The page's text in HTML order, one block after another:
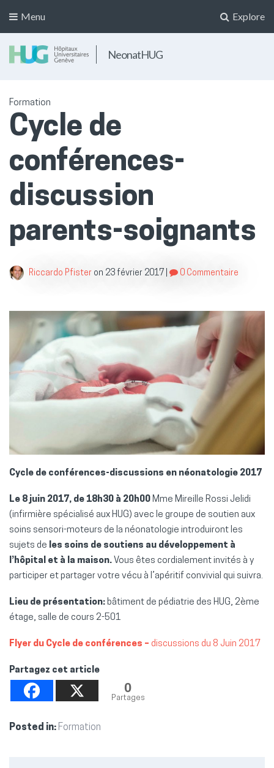
Explore
Menu
NeonatHUG
Formation
Cycle de
conférences-
discussion
parents-soignants
Riccardo Pfister on 23 février 2017 0 Commentaire
Cycle de conférences-discussions en néonatologie 2017
Le 8 juin 2017, de 18h30 à 20h00 Mme Mireille Rossi Jelidi
(infirmière spécialisé aux HUG) avec le groupe de soutien aux
soins sensori-moteurs de la néonatologie introduiront les
sujets de les soins de soutiens au développement à
l’hôpital et à la maison. Vous êtes cordialement invités à y
participer et partager votre vécu à l’apéritif convivial qui suivra.
Lieu de présentation: bâtiment de pédiatrie des HUG, 2ème
étage, salle de cours 2-501
Flyer du Cycle de conférences – discussions du 8 Juin 2017
Partagez cet article
0
Partages
Posted in: Formation